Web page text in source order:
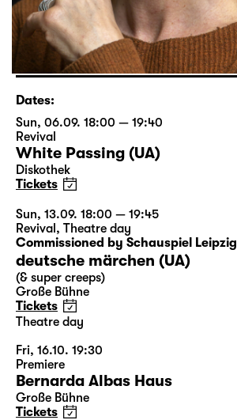
Dates:
Sun, 06.09. 18:00 — 19:40
Revival
White Passing (UA)
Diskothek
Tickets
Sun, 13.09. 18:00 — 19:45
Revival , Theatre day
Commissioned by Schauspiel Leipzig
deutsche märchen (UA)
(& super creeps)
Große Bühne
Tickets
Theatre day
Fri, 16.10. 19:30
Premiere
Bernarda Albas Haus
Große Bühne
Tickets